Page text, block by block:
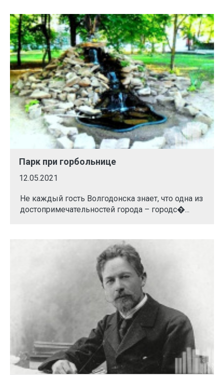
Парк при горбольнице
12.05.2021
Не каждый гость Волгодонска знает, что одна из
достопримечательностей города – городс�...